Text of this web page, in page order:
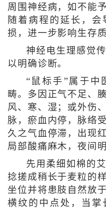
周围神经病，如不能
随着病程的延长，
损，进一步影响生存质
神经电生理感觉
以明确诊断。
“鼠标手”属于中
畴。多因正气不足、
风、寒、湿；或外伤
脉，瘀血内停，脉络
久之气血停滞，出现
局部酸痛麻木，夜间
先用柔细如棉的
捻搓成稍长于麦粒的
坐位并将患肢自然放
横纹的中点处，当掌